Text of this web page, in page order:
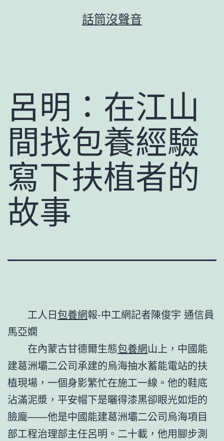
話筒沒聲音
呂明：在江山
間找包養經驗
寫下扶植者的
故事
工人日包養網報-中工網記者陳俊宇 通信員
馬亞嫻
在內蒙古甘德爾生態包養網山上，中國能
建葛洲壩二公司承建的烏海抽水蓄能電站的扶
植現場，一個身影繁忙在施工一線。他的鞋底
沾滿泥漿，平安帽下是曬得漆黑卻眼光如炬的
臉龐——他是中國能建葛洲壩二公司烏海項目
部工程治理部主任呂明。二十載，他用腳步測